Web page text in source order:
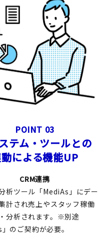
POINT 03
テム・ツールとの
による機能UP
CRM連携
析ツール「MediAs」にデー
計され売上やスタッフ稼働
分析されます。※別途
」のご契約が必要。